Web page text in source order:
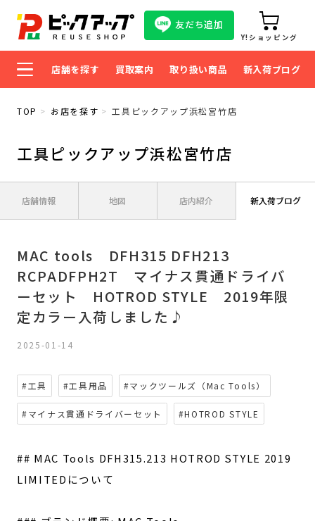
友だち追加
Y!ショッピング
店舗を探す 買取案内 取り扱い商品 新入荷ブログ
TOP お店を探す 工具ピックアップ浜松宮竹店
工具ピックアップ浜松宮竹店
店舗情報 地図 店内紹介 新入荷ブログ
MAC tools DFH315 DFH213
RCPADFPH2T マイナス貫通ドライバ
ーセット HOTROD STYLE 2019年限
定カラー入荷しました♪
2025-01-14
#工具 #工具用品 #マックツールズ（Mac Tools）
#マイナス貫通ドライバーセット #HOTROD STYLE
## MAC Tools DFH315.213 HOTROD STYLE 2019
LIMITEDについて